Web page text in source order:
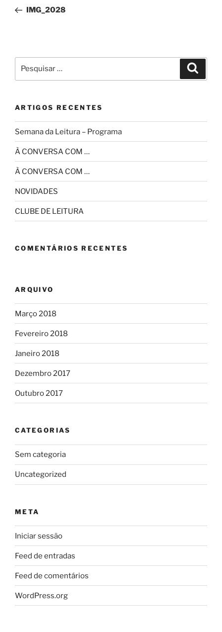
artigos
anterior
IMG_2028
por:
ARTIGOS RECENTES
Semana da Leitura – Programa
À CONVERSA COM …
À CONVERSA COM …
NOVIDADES
CLUBE DE LEITURA
COMENTÁRIOS RECENTES
ARQUIVO
Março 2018
Fevereiro 2018
Janeiro 2018
Dezembro 2017
Outubro 2017
CATEGORIAS
Sem categoria
Uncategorized
META
Iniciar sessão
Feed de entradas
Feed de comentários
WordPress.org